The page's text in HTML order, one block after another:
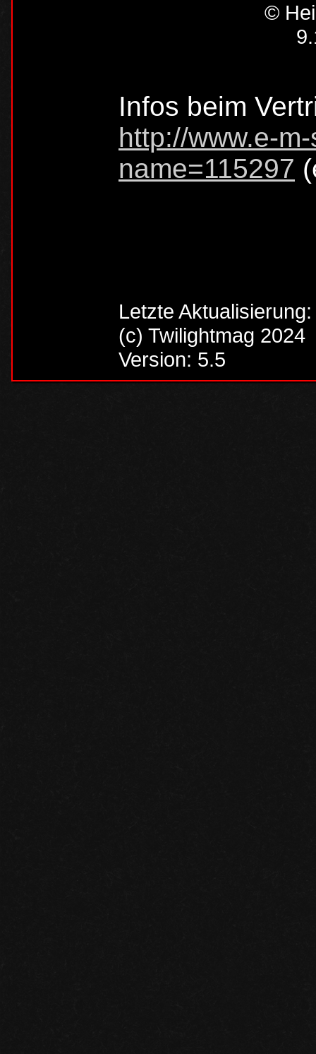
©
Infos beim
http://www.e-
name=115297
Letzte
(c) Twilightmag 2024
Version: 5.5